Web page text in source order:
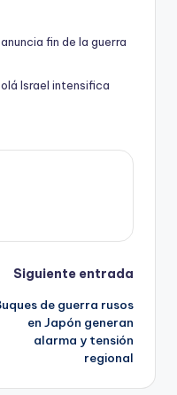
fin de la guerra
Israel intensifica
Siguiente entrada
de guerra rusos
en Japón generan
alarma y tensión
regional